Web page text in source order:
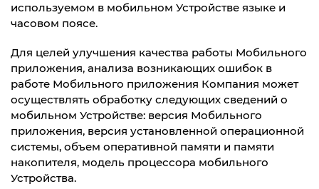
используемом в мобильном Устройстве языке и
часовом поясе.
Для целей улучшения качества работы Мобильного
приложения, анализа возникающих ошибок в
работе Мобильного приложения Компания может
осуществлять обработку следующих сведений о
мобильном Устройстве: версия Мобильного
приложения, версия установленной операционной
системы, объем оперативной памяти и памяти
накопителя, модель процессора мобильного
Устройства.